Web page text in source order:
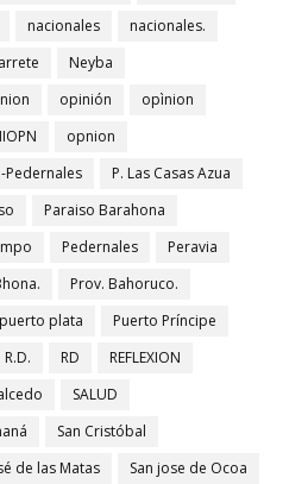
nacionales
nacionales.
Neyba
opinión
opìnion
opnion
Pedernales
P. Las Casas Azua
Paraiso Barahona
Pedernales
Peravia
Prov. Bahoruco.
puerto plata
Puerto Príncipe
R.D. RD
REFLEXION
SALUD
San Cristóbal
de las Matas
San jose de Ocoa